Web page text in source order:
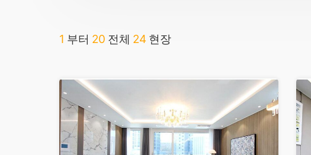
1 부터 20 전체 24 현장